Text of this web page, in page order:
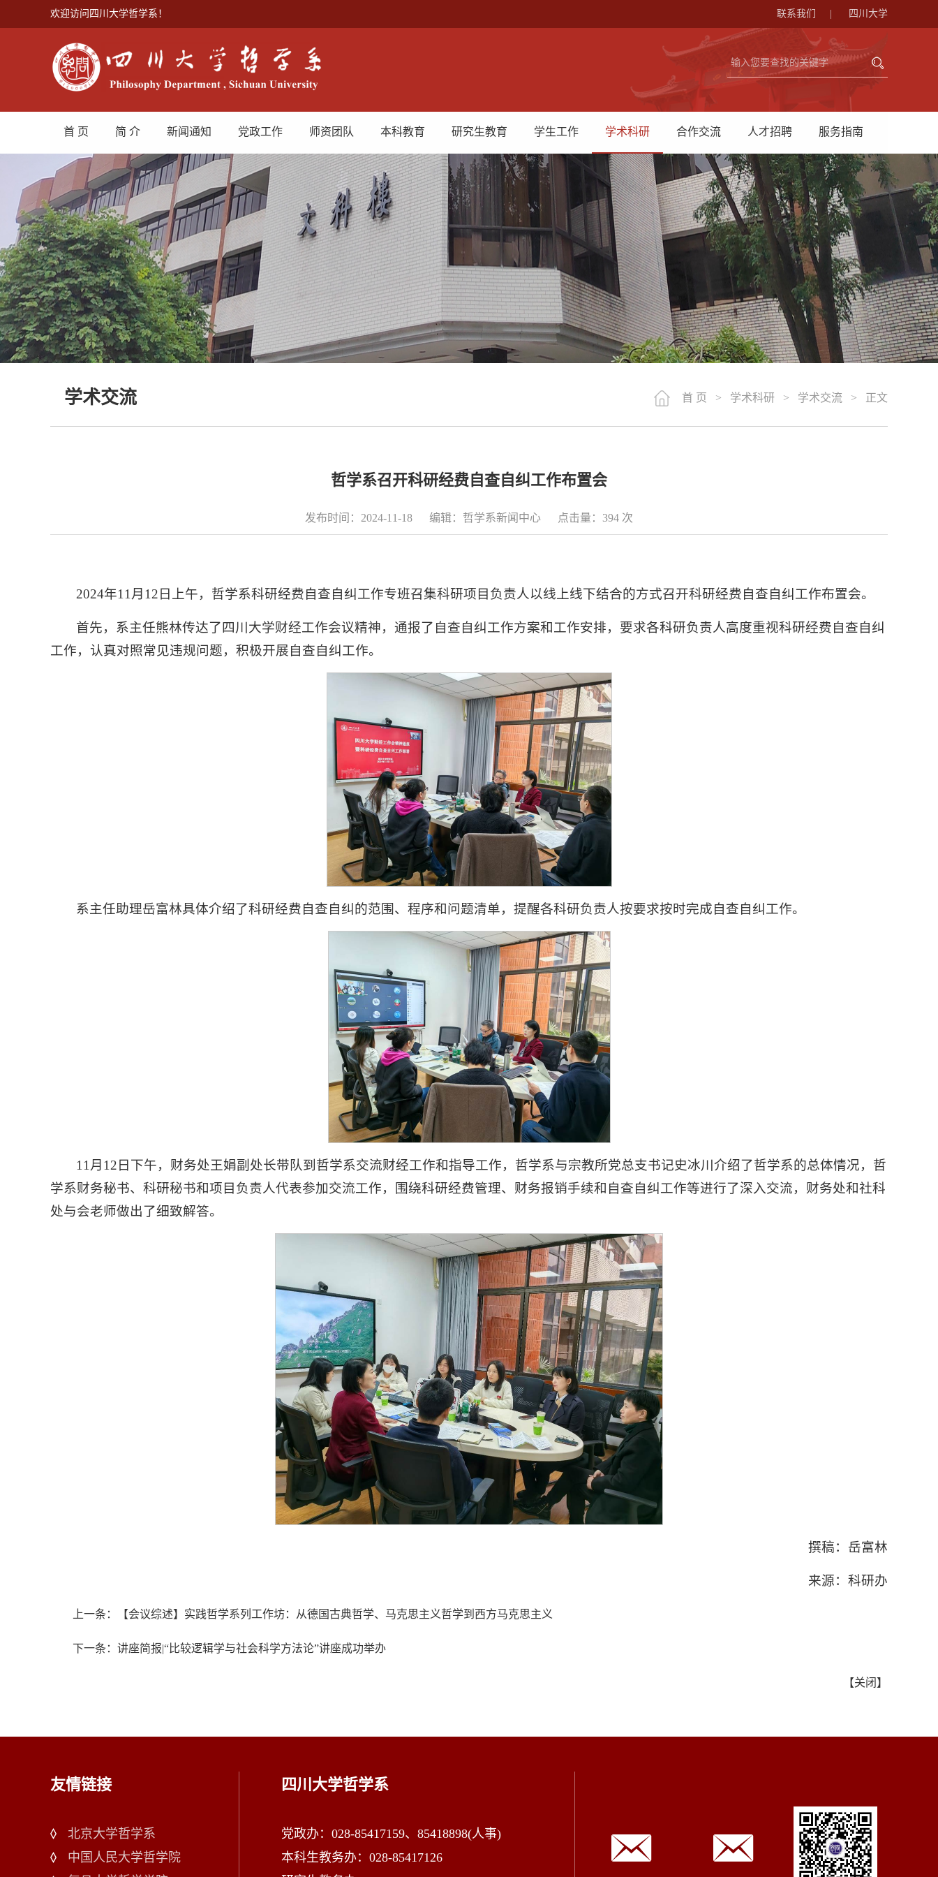
欢迎访问四川大学哲学系！ 联系我们 四川大学
首 页 简 介 新闻通知 党政工作 师资团队 本科教育 研究生教育 学生工作 学术科研 合作交流 人才招聘 服务指南
学术交流 首 页 > 学术科研 > 学术交流 > 正文
哲学系召开科研经费自查自纠工作布置会
发布时间：2024-11-18 编辑：哲学系新闻中心 点击量： 394 次
2024年11月12日上午，哲学系科研经费自查自纠工作专班召集科研项目负责人以线上线下结合的方式召开科研经费自查自纠工作布置会。
首先，系主任熊林传达了四川大学财经工作会议精神，通报了自查自纠工作方案和工作安排，要求各科研负责人高度重视科研经费自查自纠
工作，认真对照常见违规问题，积极开展自查自纠工作。
系主任助理岳富林具体介绍了科研经费自查自纠的范围、程序和问题清单，提醒各科研负责人按要求按时完成自查自纠工作。
11月12日下午，财务处王娟副处长带队到哲学系交流财经工作和指导工作，哲学系与宗教所党总支书记史冰川介绍了哲学系的总体情况，哲
学系财务秘书、科研秘书和项目负责人代表参加交流工作，围绕科研经费管理、财务报销手续和自查自纠工作等进行了深入交流，财务处和社科
处与会老师做出了细致解答。
撰稿：岳富林
来源：科研办
上一条：【会议综述】实践哲学系列工作坊：从德国古典哲学、马克思主义哲学到西方马克思主义
下一条：讲座简报|“比较逻辑学与社会科学方法论”讲座成功举办
【关闭 】
友情链接
北京大学哲学系
中国人民大学哲学院
四川大学哲学系
党政办：028-85417159、85418898(人事)
本科生教务办：028-85417126